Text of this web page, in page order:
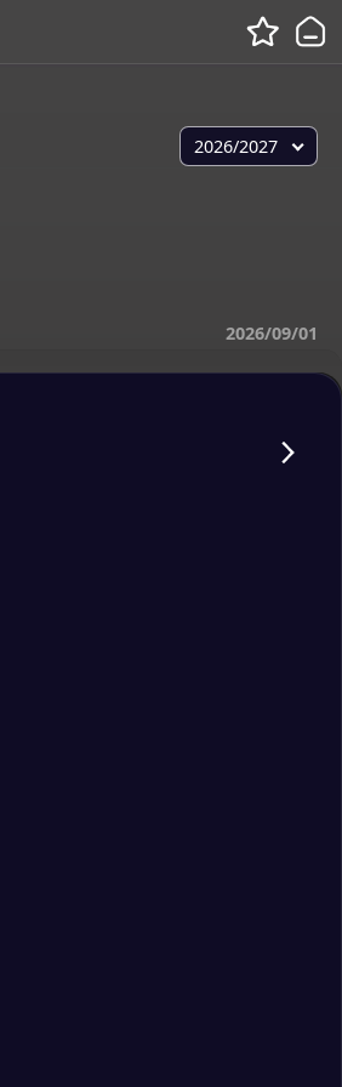
2026/2027
2026/09/01